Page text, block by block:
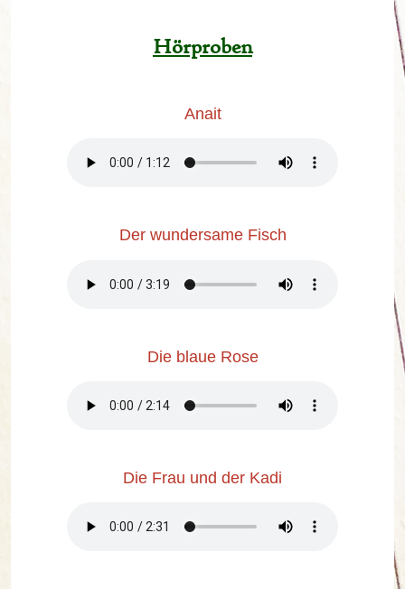
Hörproben
Anait
Der wundersame Fisch
Die blaue Rose
Die Frau und der Kadi